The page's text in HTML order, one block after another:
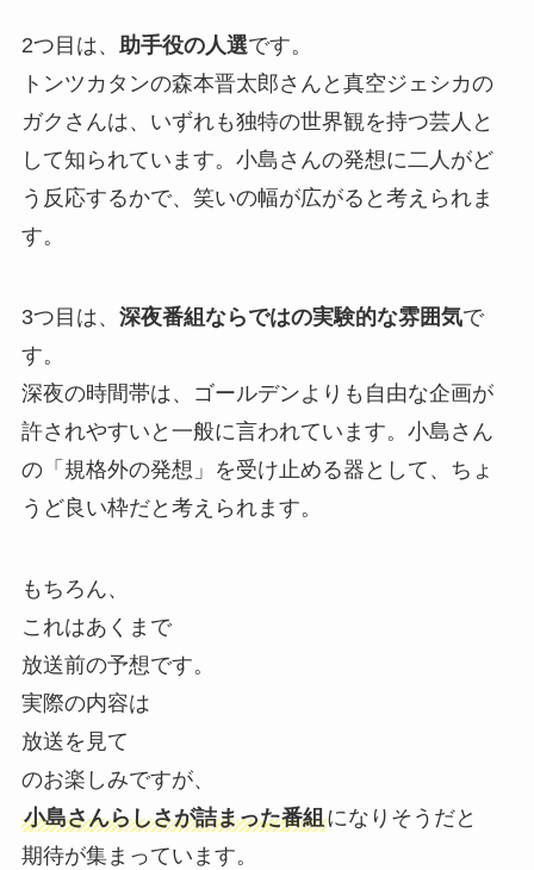
2つ目は、 助手役の人選です。
トンツカタンの森本晋太郎さんと真空ジェシカの
ガクさんは、いずれも独特の世界観を持つ芸人と
して知られています。小島さんの発想に二人がど
う反応するかで、笑いの幅が広がると考えられま
す。
3つ目は、 深夜番組ならではの実験的な雰囲気で
す。
深夜の時間帯は、ゴールデンよりも自由な企画が
許されやすいと一般に言われています。小島さん
の「規格外の発想」を受け止める器として、ちょ
うど良い枠だと考えられます。
もちろん、
これはあくまで
放送前の予想です。
実際の内容は
放送を見て
のお楽しみですが、
小島さんらしさが詰まった番組になりそうだと
期待が集まっています。